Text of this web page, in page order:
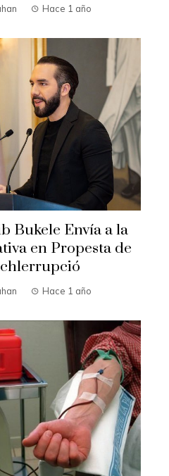
Hace 1 año
Bukele Envía a la
en Propesta de
Hace 1 año